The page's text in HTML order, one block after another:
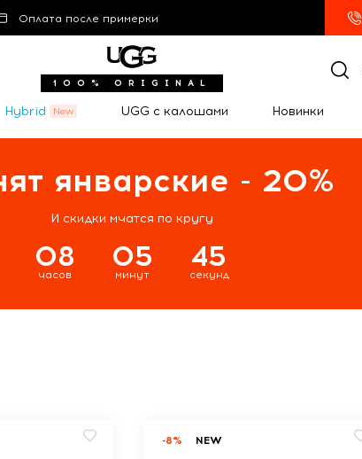
Оплата после примерки
100% ORIGINAL
Hybrid UGG с калошами Новинки
январские - 20%
И скидки мчатся по кругу
08
часов
05
минут
44
секунд
-8% NEW